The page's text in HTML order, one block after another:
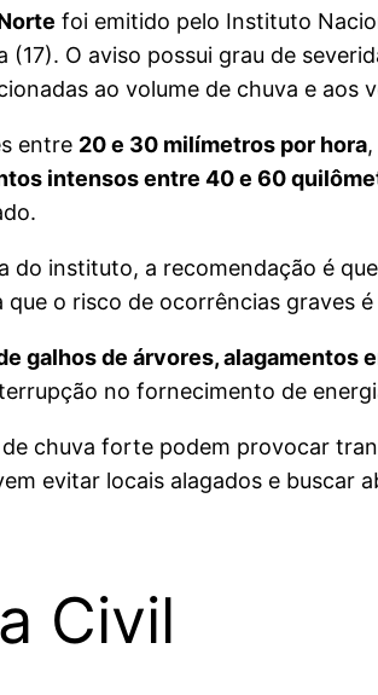
foi emitido pelo Instituto
O aviso possui grau de
ao volume de chuva e aos
entre 20 e 30 milímetros por hora
intensos entre 40 e 60
do instituto, a recomendação é
o risco de ocorrências graves
galhos de árvores, alagamentos
no fornecimento de
chuva forte podem provocar
evitar locais alagados e buscar
Civil